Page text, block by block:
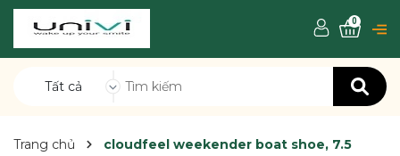
Tất cả
0
Trang chủ cloudfeel weekender boat shoe, 7.5